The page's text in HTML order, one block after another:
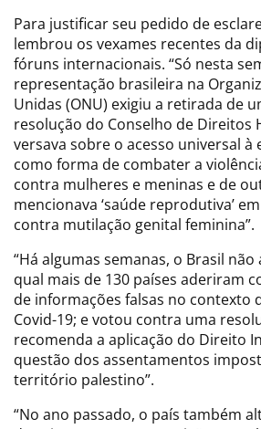
Para justificar seu pedido de
lembrou os vexames recentes da
fóruns internacionais. “Só nesta
representação brasileira na
Unidas (ONU) exigiu a retirada de
resolução do Conselho de Direitos
versava sobre o acesso universal à
como forma de combater a
contra mulheres e meninas e de
mencionava ‘saúde reprodutiva’
contra mutilação genital feminina”.
“Há algumas semanas, o Brasil
qual mais de 130 países aderiram
de informações falsas no contexto
Covid-19; e votou contra uma
recomenda a aplicação do Direito
questão dos assentamentos
território palestino”.
“No ano passado, o país também